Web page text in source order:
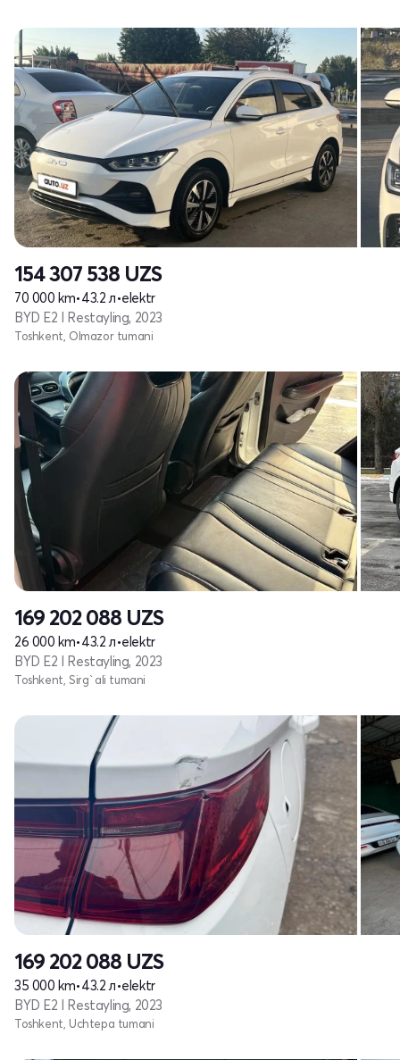
154 307 538 UZS
70 000 km•43.2 л•elektr
BYD E2 I Restayling, 2023
Toshkent, Olmazor tumani
169 202 088 UZS
26 000 km•43.2 л•elektr
BYD E2 I Restayling, 2023
Toshkent, Sirg`ali tumani
169 202 088 UZS
35 000 km•43.2 л•elektr
BYD E2 I Restayling, 2023
Toshkent, Uchtepa tumani